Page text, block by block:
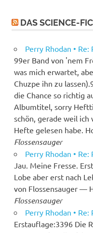
DAS SCIENCE-
Perry Rhodan •
99er Band von 'nem
was mich erwartet,
Chuzpe ihn zu
die Chance so richtig
Albumtitel, sorry
schön, gerade weil
Hefte gelesen habe.
Flossensauger
Perry Rhodan •
Jau. Meine Fresse.
Lobe aber erst nach
von Flossensauger —
Flossensauger
Perry Rhodan •
Erstauflage:3396 Die